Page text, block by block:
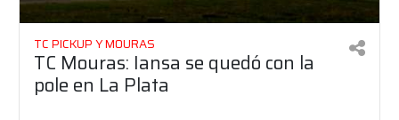
TC PICKUP Y MOURAS
TC Mouras: Iansa se quedó con la
pole en La Plata